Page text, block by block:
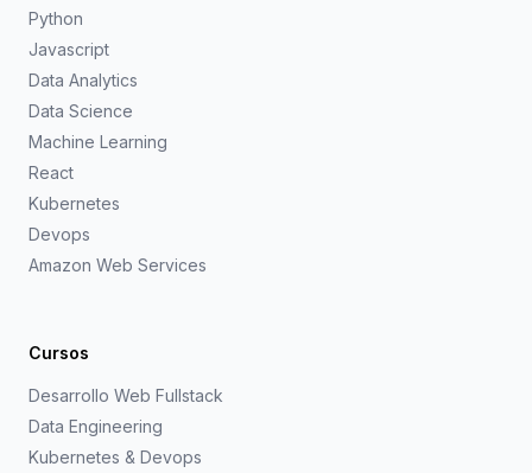
Python
Javascript
Data Analytics
Data Science
Machine Learning
React
Kubernetes
Devops
Amazon Web Services
Cursos
Desarrollo Web Fullstack
Data Engineering
Kubernetes & Devops